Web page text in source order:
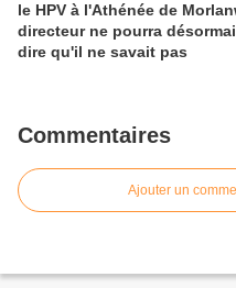
le HPV à l'Athénée de
directeur ne pourra
dire qu'il ne savait pas
Commentaires
Ajouter un